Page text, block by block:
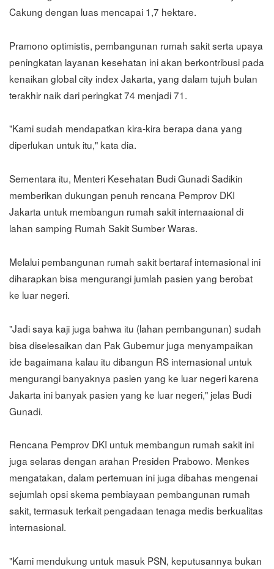
Cakung dengan luas mencapai 1,7 hektare.
Pramono optimistis, pembangunan rumah sakit serta upaya
peningkatan layanan kesehatan ini akan berkontribusi pada
kenaikan global city index Jakarta, yang dalam tujuh bulan
terakhir naik dari peringkat 74 menjadi 71.
"Kami sudah mendapatkan kira-kira berapa dana yang
diperlukan untuk itu," kata dia.
Sementara itu, Menteri Kesehatan Budi Gunadi Sadikin
memberikan dukungan penuh rencana Pemprov DKI
Jakarta untuk membangun rumah sakit internaaional di
lahan samping Rumah Sakit Sumber Waras.
Melalui pembangunan rumah sakit bertaraf internasional ini
diharapkan bisa mengurangi jumlah pasien yang berobat
ke luar negeri.
"Jadi saya kaji juga bahwa itu (lahan pembangunan) sudah
bisa diselesaikan dan Pak Gubernur juga menyampaikan
ide bagaimana kalau itu dibangun RS internasional untuk
mengurangi banyaknya pasien yang ke luar negeri karena
Jakarta ini banyak pasien yang ke luar negeri," jelas Budi
Gunadi.
Rencana Pemprov DKI untuk membangun rumah sakit ini
juga selaras dengan arahan Presiden Prabowo. Menkes
mengatakan, dalam pertemuan ini juga dibahas mengenai
sejumlah opsi skema pembiayaan pembangunan rumah
sakit, termasuk terkait pengadaan tenaga medis berkualitas
internasional.
"Kami mendukung untuk masuk PSN, keputusannya bukan